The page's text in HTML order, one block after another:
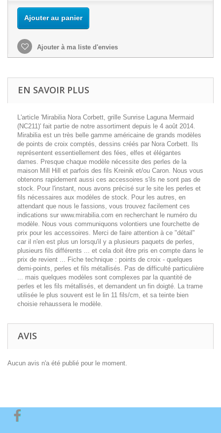
Ajouter au panier
Ajouter à ma liste d'envies
EN SAVOIR PLUS
L'article 'Mirabilia Nora Corbett, grille Sunrise Laguna Mermaid
(NC211)' fait partie de notre assortiment depuis le 4 août 2014.
Mirabilia est un très belle gamme américaine de grands modèles
de points de croix comptés, dessins créés par Nora Corbett. Ils
représentent essentiellement des fées, elfes et élégantes
dames. Presque chaque modèle nécessite des perles de la
maison Mill Hill et parfois des fils Kreinik et/ou Caron. Nous vous
obtenons rapidement aussi ces accessoires s'ils ne sont pas de
stock. Pour l'instant, nous avons précisé sur le site les perles et
fils nécessaires aux modèles de stock. Pour les autres, en
attendant que nous le fassions, vous trouvez facilement ces
indications sur www.mirabilia.com en recherchant le numéro du
modèle. Nous vous communiquons volontiers une fourchette de
prix pour les accessoires. Merci de faire attention à ce "détail"
car il n'en est plus un lorsqu'il y a plusieurs paquets de perles,
plusieurs fils différents ... et cela doit être pris en compte dans le
prix de revient ... Fiche technique : points de croix - quelques
demi-points, perles et fils métallisés. Pas de difficulté particulière
... mais quelques modèles sont complexes par la quantité de
perles et les fils métallisés, et demandent un fin doigté. La trame
utilisée le plus souvent est le lin 11 fils/cm, et sa teinte bien
choisie rehaussera le modèle.
AVIS
Aucun avis n'a été publié pour le moment.